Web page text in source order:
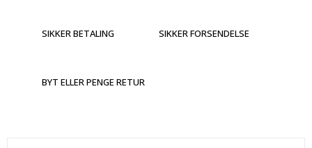
SIKKER BETALING SIKKER FORSENDELSE
BYT ELLER PENGE RETUR